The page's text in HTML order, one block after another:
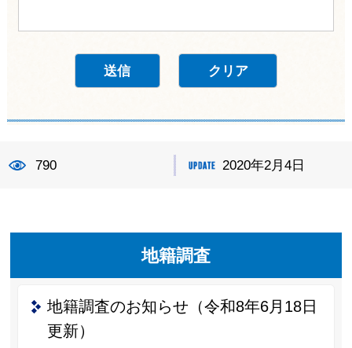
790 2020年2月4日
地籍調査
地籍調査のお知らせ（令和8年6月18日
更新）